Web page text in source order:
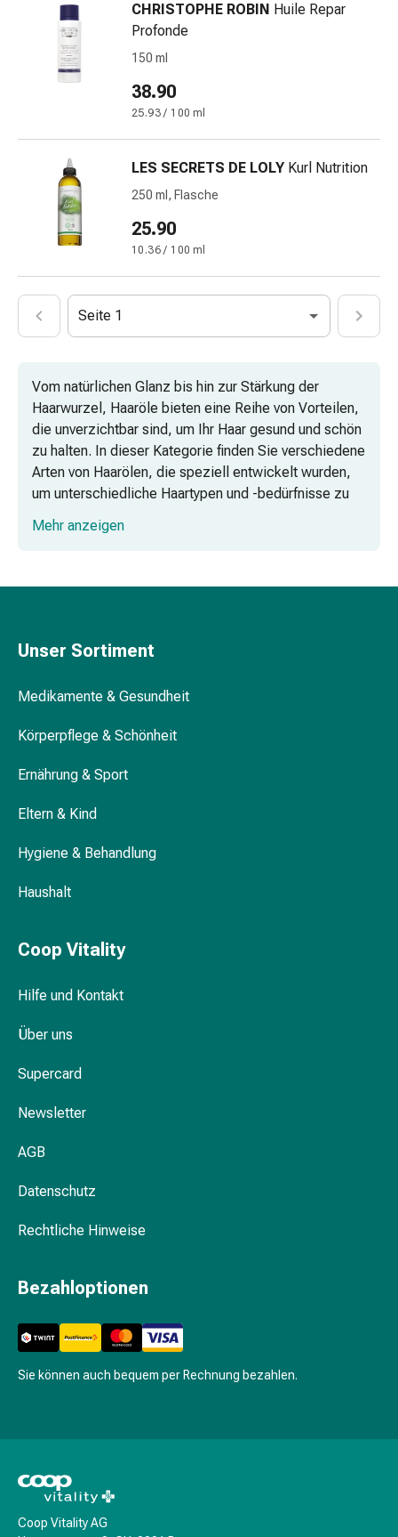
Kombipräparate
Zahn-
&
Mundgesundheit
Kariesprophylaxe
Trockener
Mund
(Xerostomie)
Munddesinfektionsmittel
Mundentzündungen
Haar-
Medikamente
Haarausfallpräparate
Kopfhautbeschwerden
Körperpflege
&
Schönheit
Gesichtspflege
Augenpflege
Peeling
Reinigung
Kosmetiktücher
Nachtcreme
Tagescreme
Gesichtsöl
&
die
Bürsten
Kämme
Tools
Menstruationsunterwäsche
Intimpflegetücher
&
den
Bodylotion
CHRISTOPHE ROBIN Huile Repar
Profonde
150 ml
38.90
25.93 / 100 ml
LES SECRETS DE LOLY Kurl Nutrition
250 ml, Flasche
25.90
10.36 / 100 ml
Seite 1
Vom natürlichen Glanz bis hin zur Stärkung der
Haarwurzel, Haaröle bieten eine Reihe von Vorteilen,
die unverzichtbar sind, um Ihr Haar gesund und schön
zu halten. In dieser Kategorie finden Sie verschiedene
Arten von Haarölen, die speziell entwickelt wurden,
um unterschiedliche Haartypen und -bedürfnisse zu
erfüllen.
Haaröl für fettiges Haar
Haaröl für die tägliche Pflege
Haaröl als Intensivbehandlung
Mehr anzeigen
Unser Sortiment
Medikamente & Gesundheit
Körperpflege & Schönheit
Ernährung & Sport
Eltern & Kind
Hygiene & Behandlung
Haushalt
Coop Vitality
Hilfe und Kontakt
Über uns
Supercard
Newsletter
AGB
Datenschutz
Rechtliche Hinweise
Bezahloptionen
Sie können auch bequem per Rechnung bezahlen.
Coop Vitality AG